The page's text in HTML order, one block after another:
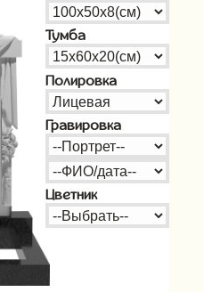
Тумба
Полировка
Гравировка
Цветник